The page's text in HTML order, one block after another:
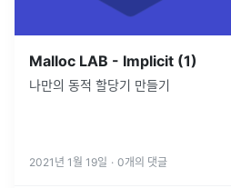
Malloc LAB - Implicit (1)
나만의 동적 할당기 만들기
2021년 1월 19일 · 0개의 댓글